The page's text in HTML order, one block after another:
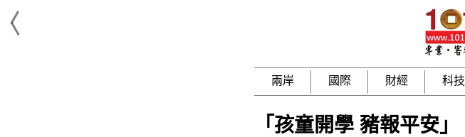
兩岸 國際 財經 科技
「孩童開學 豬報平安」